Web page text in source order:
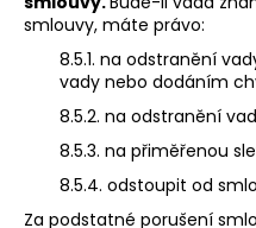
smlouvy, máte právo:
8.5.1. na odstranění
vady nebo dodáním
8.5.2. na odstranění
8.5.3. na přiměřenou
8.5.4. odstoupit od
Za podstatné porušení